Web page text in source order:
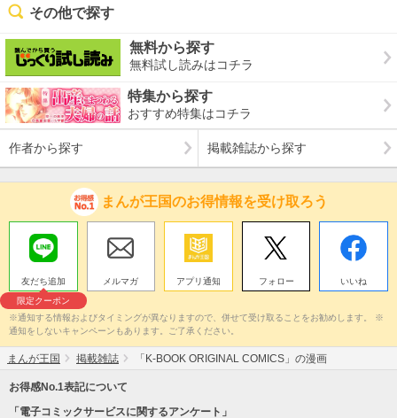
その他で探す
無料から探す
無料試し読みはコチラ
特集から探す
おすすめ特集はコチラ
作者から探す 掲載雑誌から探す
まんが王国のお得情報を受け取ろう
友だち追加
限定クーポン
メルマガ アプリ通知 フォロー いいね
※通知する情報およびタイミングが異なりますので、併せて受け取ることをお勧めします。 ※
通知をしないキャンペーンもあります。ご了承ください。
まんが王国 掲載雑誌 「K-BOOK ORIGINAL COMICS」の漫画
お得感No.1表記について
「電子コミックサービスに関するアンケート」